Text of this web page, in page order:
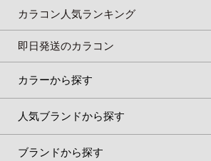
カラコン人気ランキング
即日発送のカラコン
カラーから探す
人気ブランドから探す
ブランドから探す